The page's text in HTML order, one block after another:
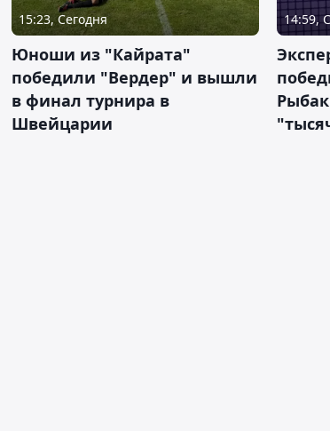
15:23, Сегодня
Юноши из "Кайрата"
победили "Вердер" и вышли
в финал турнира в
Швейцарии
14:59,